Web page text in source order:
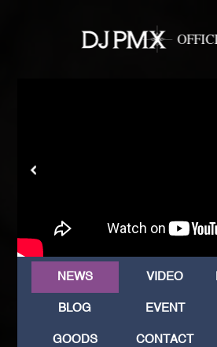
NEWS VIDEO
BLOG EVENT
GOODS CONTACT